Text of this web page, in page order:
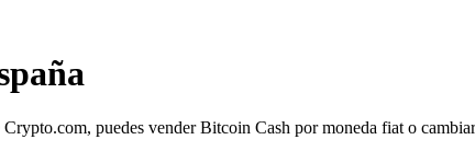
puedes vender Bitcoin Cash por moneda fiat o